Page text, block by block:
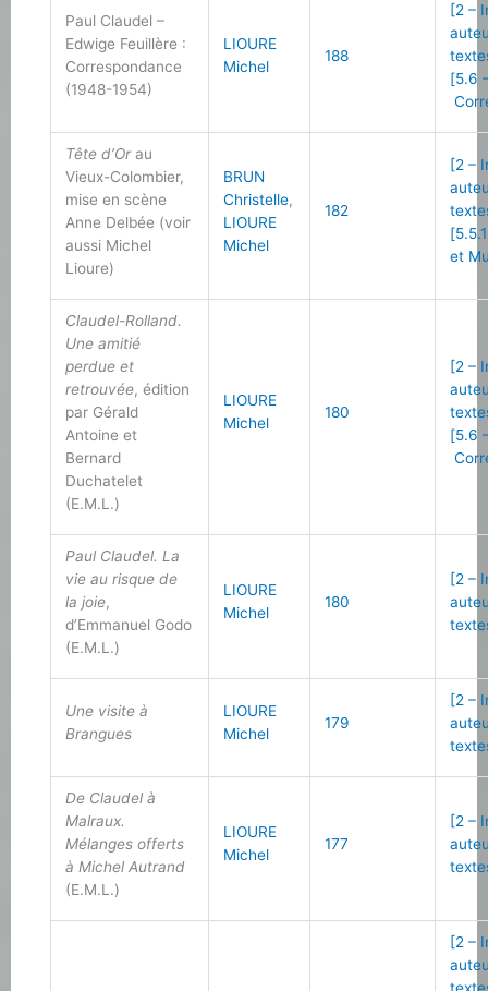
Paul Claudel –
Edwige Feuillère :
Correspondance
(1948-1954)
LIOURE
Michel
188
[2 –
[5.6
Tête d’Orau
Vieux-Colombier,
mise en scène
Anne Delbée (voir
aussi Michel
Lioure)
BRUN
Christelle,
LIOURE
Michel
182
[2 –
et
Claudel-Rolland.
Une amitié
perdue et
retrouvée, édition
par Gérald
Antoine et
Bernard
Duchatelet
(E.M.L.)
LIOURE
Michel
180
[2 –
[5.6
Paul Claudel. La
vie au risque de
la joie,
d’Emmanuel Godo
(E.M.L.)
LIOURE
Michel
180
[2 –
Une visite à
Brangues
LIOURE
Michel
179
[2 –
De Claudel à
Malraux.
Mélanges offerts
à Michel Autrand
(E.M.L.)
LIOURE
Michel
177
[2 –
[2 –